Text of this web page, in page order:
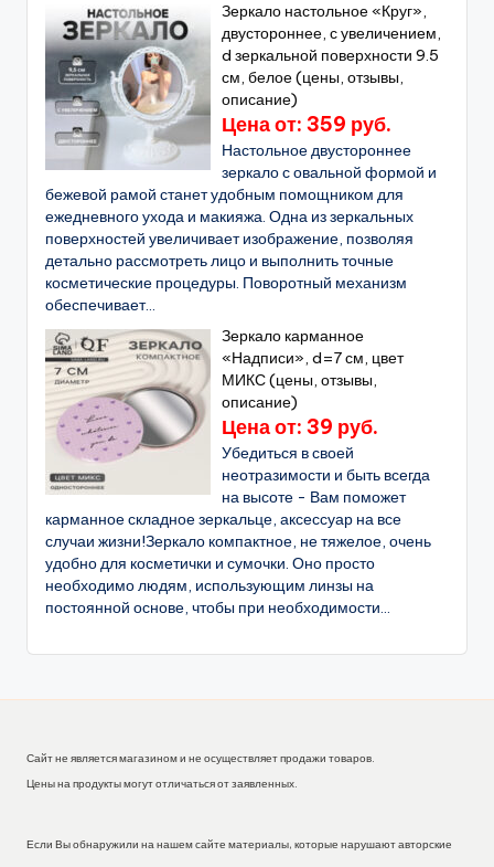
Зеркало настольное «Круг»,
двустороннее, с увеличением,
d зеркальной поверхности 9.5
см, белое (цены, отзывы,
описание)
Цена от: 359 руб.
Настольное двустороннее
зеркало с овальной формой и
бежевой рамой станет удобным помощником для
ежедневного ухода и макияжа. Одна из зеркальных
поверхностей увеличивает изображение, позволяя
детально рассмотреть лицо и выполнить точные
косметические процедуры. Поворотный механизм
обеспечивает...
Зеркало карманное
«Надписи», d=7 см, цвет
МИКС (цены, отзывы,
описание)
Цена от: 39 руб.
Убедиться в своей
неотразимости и быть всегда
на высоте - Вам поможет
карманное складное зеркальце, аксессуар на все
случаи жизни!Зеркало компактное, не тяжелое, очень
удобно для косметички и сумочки. Оно просто
необходимо людям, использующим линзы на
постоянной основе, чтобы при необходимости...
Сайт не является магазином и не осуществляет продажи товаров.
Цены на продукты могут отличаться от заявленных.
Если Вы обнаружили на нашем сайте материалы, которые нарушают авторские